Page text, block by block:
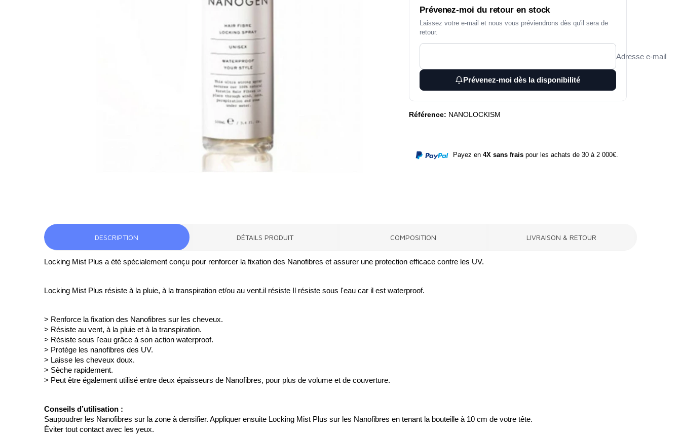
Prévenez-moi du retour en stock
Laissez votre e-mail et nous vous préviendrons dès qu'il sera de
retour.
Adresse e-mail
Prévenez-moi dès la disponibilité
Référence: NANOLOCKISM
Payez en4X sans frais pour les achats de 30 à 2 000€.
DESCRIPTION DÉTAILS PRODUIT COMPOSITION LIVRAISON & RETOUR
Locking Mist Plus a été spécialement conçu pour renforcer la fixation des Nanofibres et assurer une protection efficace contre les UV.
Locking Mist Plus résiste à la pluie, à la transpiration et/ou au vent.il résiste Il résiste sous l'eau car il est waterproof.
> Renforce la fixation des Nanofibres sur les cheveux.
> Résiste au vent, à la pluie et à la transpiration.
> Résiste sous l'eau grâce à son action waterproof.
> Protège les nanofibres des UV.
> Laisse les cheveux doux.
> Sèche rapidement.
> Peut être également utilisé entre deux épaisseurs de Nanofibres, pour plus de volume et de couverture.
Conseils d’utilisation :
Saupoudrer les Nanofibres sur la zone à densifier. Appliquer ensuite Locking Mist Plus sur les Nanofibres en tenant la bouteille à 10 cm de votre tête.
Éviter tout contact avec les yeux.